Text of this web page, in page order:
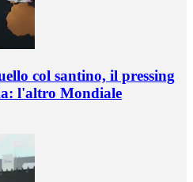
col santino, il pressing
l'altro Mondiale